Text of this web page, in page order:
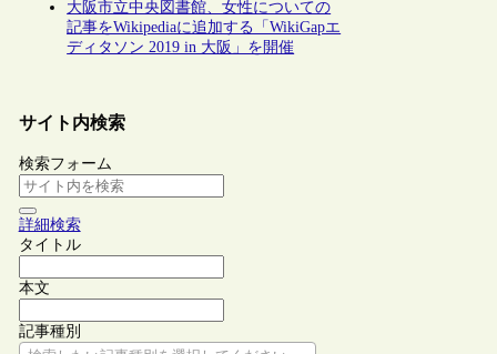
大阪市立中央図書館、女性についての
記事をWikipediaに追加する「WikiGapエ
ディタソン 2019 in 大阪」を開催
サイト内検索
検索フォーム
詳細検索
タイトル
本文
記事種別